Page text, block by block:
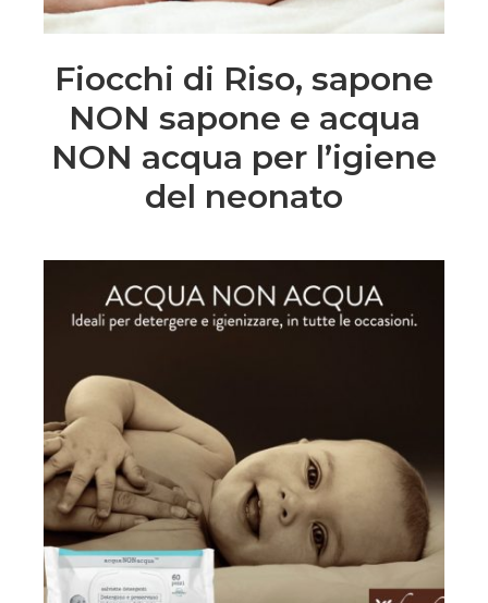
Fiocchi di Riso, sapone
NON sapone e acqua
NON acqua per l’igiene
del neonato